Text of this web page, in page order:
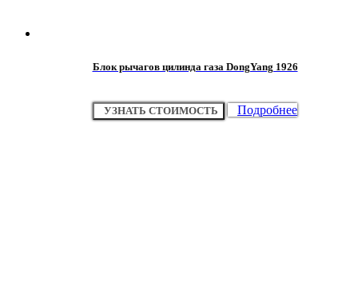
Блок рычагов цилинда газа DongYang 1926
УЗНАТЬ СТОИМОСТЬ Подробнее